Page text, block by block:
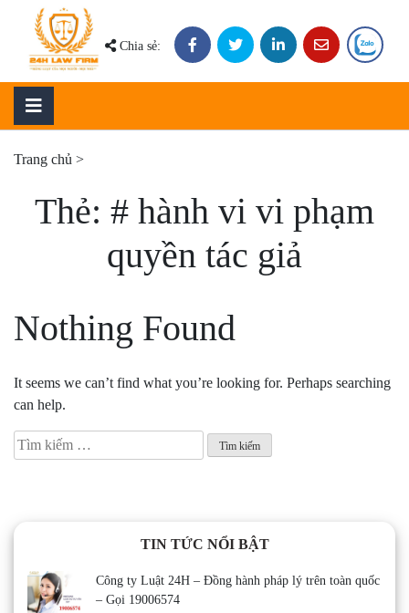
content
Chia sẻ:
Trang chủ >
Thẻ: # hành vi vi phạm
quyền tác giả
Nothing Found
It seems we can’t find what you’re looking for. Perhaps searching
can help.
Tìm
kiếm
TIN TỨC NỔI BẬT
Công ty Luật 24H – Đồng hành pháp lý trên toàn quốc
– Gọi 19006574